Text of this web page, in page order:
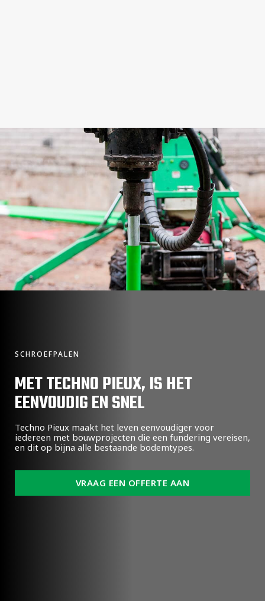
SCHROEFPALEN
MET TECHNO PIEUX, IS HET
EENVOUDIG EN SNEL
Techno Pieux maakt het leven eenvoudiger voor
iedereen met bouwprojecten die een fundering vereisen,
en dit op bijna alle bestaande bodemtypes.
VRAAG EEN OFFERTE AAN